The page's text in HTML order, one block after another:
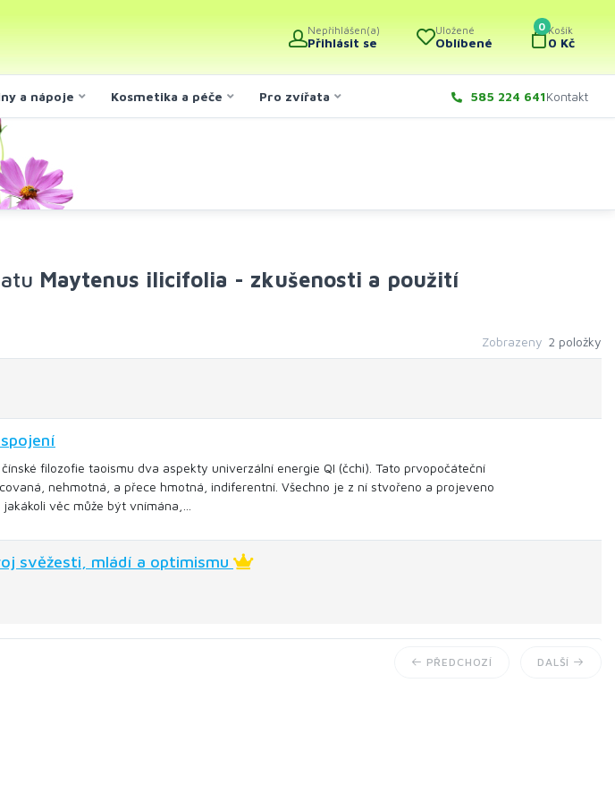
Nepřihlášen(a)
Přihlásit se
Uložené
Oblíbené
0 Košík
0 Kč
a nápoje Kosmetika a péče Pro zvířata 585 224 641Kontakt
Maytenus ilicifolia - zkušenosti a použití
Zobrazeny 2 položky
filozofie taoismu dva aspekty univerzální energie QI (čchi). Tato prvopočáteční
nehmotná, a přece hmotná, indiferentní. Všechno je z ní stvořeno a projeveno
věc může být vnímána,…
svěžesti, mládí a optimismu
PŘEDCHOZÍ DALŠÍ